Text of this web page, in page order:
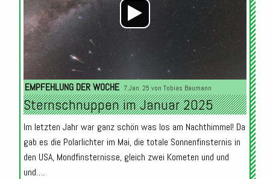
EMPFEHLUNG DER WOCHE 7.Jan. 25 von Tobias Baumann
Sternschnuppen im Januar 2025
Im letzten Jahr war ganz schön was los am Nachthimmel! Da
gab es die Polarlichter im Mai, die totale Sonnenfinsternis in
den USA, Mondfinsternisse, gleich zwei Kometen und und
und….